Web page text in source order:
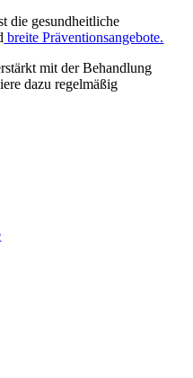
die gesundheitliche
breite Präventionsangebote.
mit der Behandlung
dazu regelmäßig